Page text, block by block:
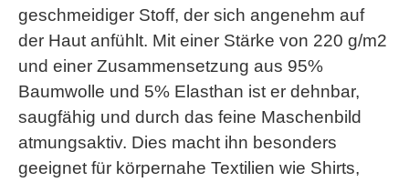
geschmeidiger Stoff, der sich angenehm auf
der Haut anfühlt. Mit einer Stärke von 220 g/m2
und einer Zusammensetzung aus 95%
Baumwolle und 5% Elasthan ist er dehnbar,
saugfähig und durch das feine Maschenbild
atmungsaktiv. Dies macht ihn besonders
geeignet für körpernahe Textilien wie Shirts,